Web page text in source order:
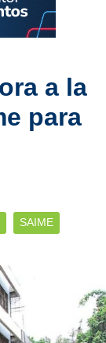
a la
para
SAIME